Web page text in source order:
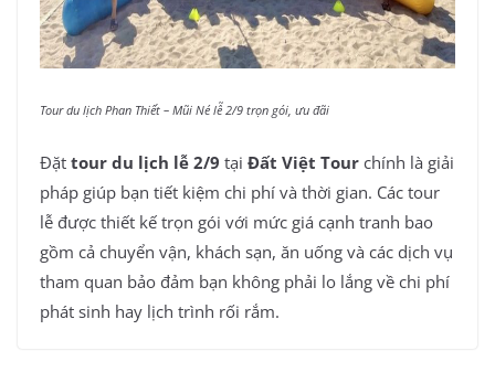
Tour du lịch Phan Thiết – Mũi Né lễ 2/9 trọn gói, ưu đãi
Đặt tour du lịch lễ 2/9 tại Đất Việt Tour chính là giải
pháp giúp bạn tiết kiệm chi phí và thời gian. Các tour
lễ được thiết kế trọn gói với mức giá cạnh tranh bao
gồm cả chuyển vận, khách sạn, ăn uống và các dịch vụ
tham quan bảo đảm bạn không phải lo lắng về chi phí
phát sinh hay lịch trình rối rắm.